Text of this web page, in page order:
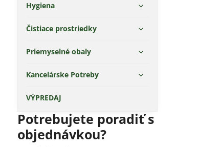
Hygiena
Čistiace prostriedky
Priemyselné obaly
Kancelárske Potreby
VÝPREDAJ
Potrebujete poradiť s
objednávkou?